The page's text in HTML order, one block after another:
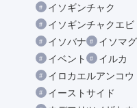
イソギンチャク
イソギンチャクエビ
イソバナ
イソマ
イベント
イルカ
イロカエルアンコウ
イーストサイド